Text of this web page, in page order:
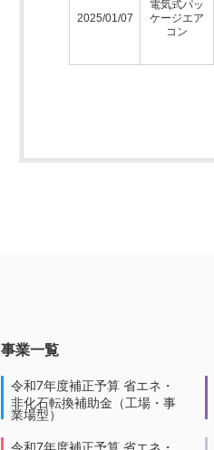
2025/01/07
電気式パッ
ケージエア
コン
事業一覧
令和7年度補正予算 省エネ・
非化石転換補助金（工場・事
業場型）
令和7年度補正予算 省エネ・